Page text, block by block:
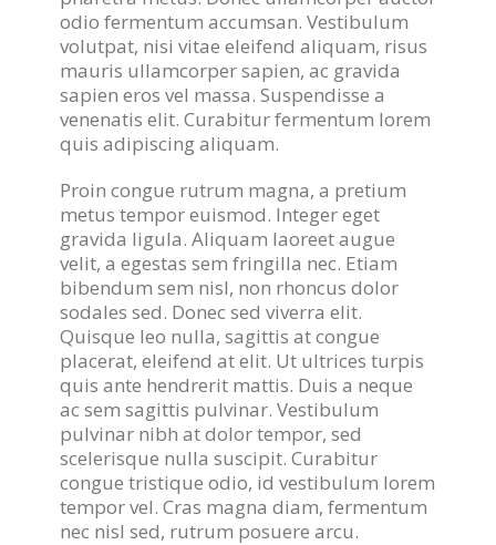
odio fermentum accumsan. Vestibulum
volutpat, nisi vitae eleifend aliquam, risus
mauris ullamcorper sapien, ac gravida
sapien eros vel massa. Suspendisse a
venenatis elit. Curabitur fermentum lorem
quis adipiscing aliquam.
Proin congue rutrum magna, a pretium
metus tempor euismod. Integer eget
gravida ligula. Aliquam laoreet augue
velit, a egestas sem fringilla nec. Etiam
bibendum sem nisl, non rhoncus dolor
sodales sed. Donec sed viverra elit.
Quisque leo nulla, sagittis at congue
placerat, eleifend at elit. Ut ultrices turpis
quis ante hendrerit mattis. Duis a neque
ac sem sagittis pulvinar. Vestibulum
pulvinar nibh at dolor tempor, sed
scelerisque nulla suscipit. Curabitur
congue tristique odio, id vestibulum lorem
tempor vel. Cras magna diam, fermentum
nec nisl sed, rutrum posuere arcu.